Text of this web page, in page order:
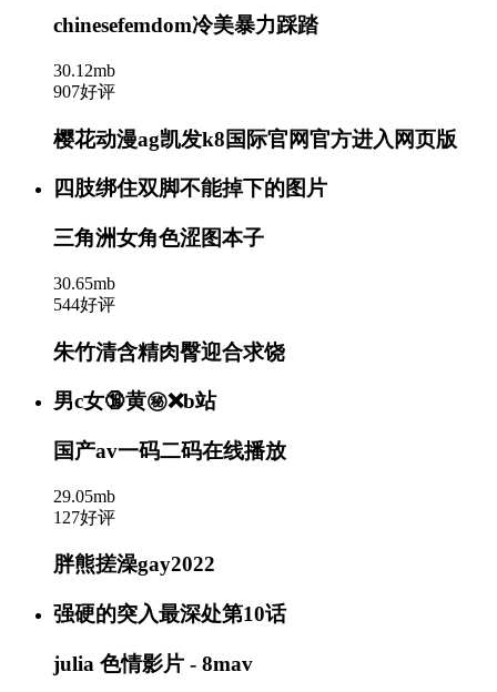
chinesefemdom冷美暴力踩踏
30.12mb
907好评
樱花动漫ag凯发k8国际官网官方进入网页版
四肢绑住双脚不能掉下的图片
三角洲女角色涩图本子
30.65mb
544好评
朱竹清含精肉臀迎合求饶
男c女🔞黄㊙️❌b站
国产av一码二码在线播放
29.05mb
127好评
胖熊搓澡gay2022
强硬的突入最深处第10话
julia 色情影片 - 8mav